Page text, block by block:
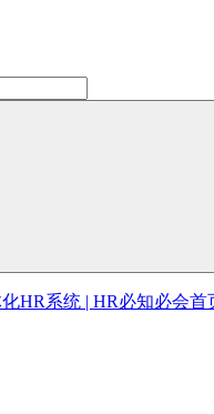
HR系统 | HR必知必会首